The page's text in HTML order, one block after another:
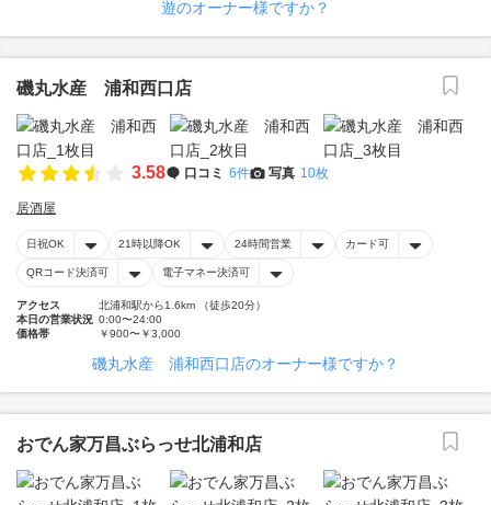
遊のオーナー様ですか？
磯丸水産 浦和西口店
3.58 口コミ 6件 写真 10枚
居酒屋
日祝OK 21時以降OK 24時間営業 カード可
QRコード決済可 電子マネー決済可
アクセス
北浦和駅から1.6km （徒歩20分）
本日の営業状況 0:00〜24:00
価格帯
￥900〜￥3,000
磯丸水産 浦和西口店のオーナー様ですか？
おでん家万昌ぶらっせ北浦和店